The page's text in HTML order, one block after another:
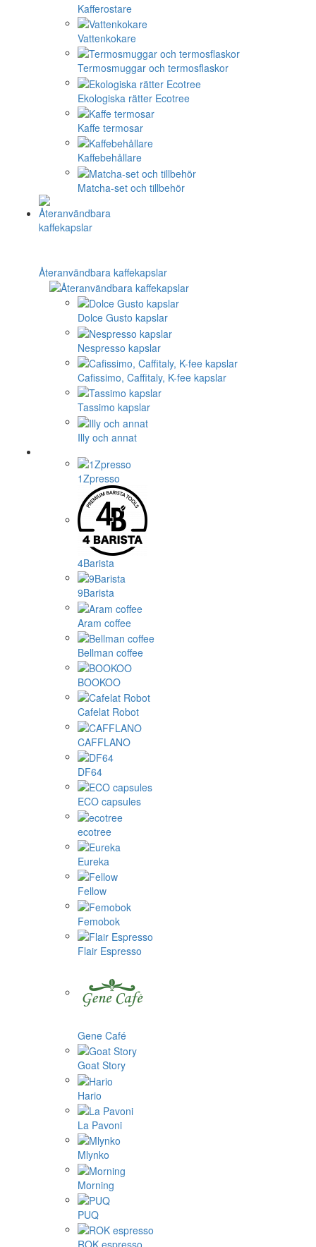
Kafferostare
Vattenkokare
Termosmuggar och termosflaskor
Ekologiska rätter Ecotree
Kaffe termosar
Kaffebehållare
Matcha-set och tillbehör
Återanvändbara kaffekapslar
Dolce Gusto kapslar
Nespresso kapslar
Cafissimo, Caffitaly, K-fee kapslar
Tassimo kapslar
Illy och annat
1Zpresso
4Barista
9Barista
Aram coffee
Bellman coffee
BOOKOO
Cafelat Robot
CAFFLANO
DF64
ECO capsules
ecotree
Eureka
Fellow
Femobok
Flair Espresso
Gene Café
Goat Story
Hario
La Pavoni
Mlynko
Morning
PUQ